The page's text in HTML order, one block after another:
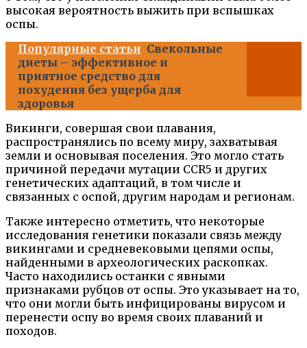
высокая вероятность выжить при вспышках
оспы.
Популярные статьи Свекольные
диеты – эффективное и
приятное средство для
похудения без ущерба для
здоровья
Викинги, совершая свои плавания,
распространялись по всему миру, захватывая
земли и основывая поселения. Это могло стать
причиной передачи мутации CCR5 и других
генетических адаптаций, в том числе и
связанных с оспой, другим народам и регионам.
Также интересно отметить, что некоторые
исследования генетики показали связь между
викингами и средневековыми цепями оспы,
найденными в археологических раскопках.
Часто находились останки с явными
признаками рубцов от оспы. Это указывает на то,
что они могли быть инфицированы вирусом и
перенести оспу во время своих плаваний и
походов.